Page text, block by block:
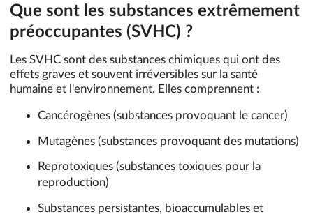
Que sont les substances extrêmement
préoccupantes (SVHC) ?
Les SVHC sont des substances chimiques qui ont des
effets graves et souvent irréversibles sur la santé
humaine et l'environnement. Elles comprennent :
Cancérogènes (substances provoquant le cancer)
Mutagènes (substances provoquant des mutations)
Reprotoxiques (substances toxiques pour la
reproduction)
Substances persistantes, bioaccumulables et